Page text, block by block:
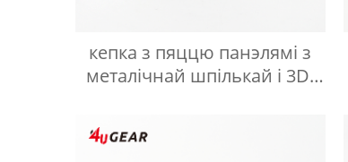
кепка з пяццю панэлямі з
металічнай шпількай і 3D-